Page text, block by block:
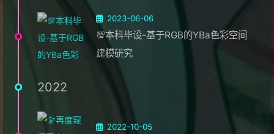
2023-06-06
💯本科毕设-基于RGB的YBa色彩空间
建模研究
2022
2022-10-05